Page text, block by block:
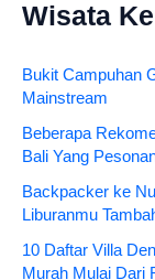
Wisata
Bukit Campuhan
Mainstream
Beberapa
Bali Yang
Backpacker ke
Liburanmu
10 Daftar Villa
Murah Mulai Dari